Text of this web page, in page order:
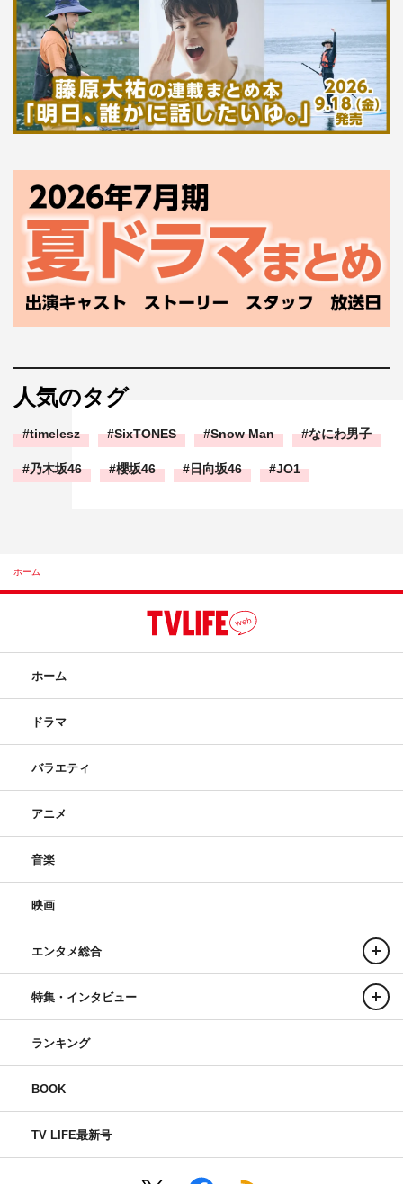
人気のタグ
timelesz SixTONES Snow Man なにわ男子
乃木坂46 櫻坂46 日向坂46 JO1
ホーム
ホーム
ドラマ
バラエティ
アニメ
音楽
映画
エンタメ総合
特集・インタビュー
ランキング
BOOK
TV LIFE最新号